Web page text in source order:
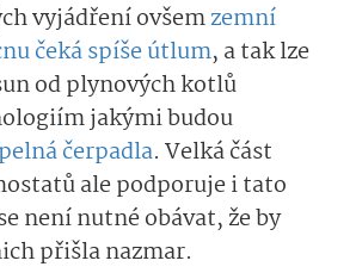
vyjádření ovšemzemní
čeká spíše útlum, a tak lze
od plynových kotlů
jakými budou
čerpadla. Velká část
ale podporuje i tato
není nutné obávat, že by
přišla nazmar.